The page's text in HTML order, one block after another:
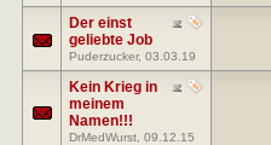
Der einst
geliebte Job
Puderzucker, 03.03.19
Kein Krieg in
meinem
Namen!!!
DrMedWurst , 09.12.15